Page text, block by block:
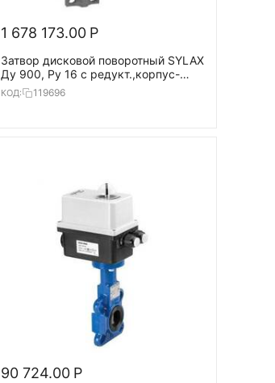
1 678 173.00 Р
Затвор дисковой поворотный SYLAX
Ду 900, Ру 16 с редукт.,корпус-
GGG40, диск-нерж.сталь,EPDM,
T=120°С
КОД: 119696
90 724.00 Р